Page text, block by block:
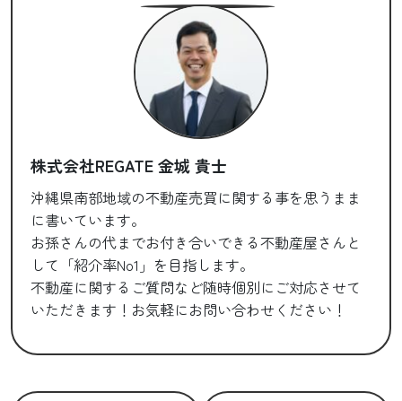
株式会社REGATE 金城 貴士
沖縄県南部地域の不動産売買に関する事を思うまま
に書いています。
お孫さんの代までお付き合いできる不動産屋さんと
して「紹介率No1」を目指します。
不動産に関するご質問など随時個別にご対応させて
いただきます！お気軽にお問い合わせください！